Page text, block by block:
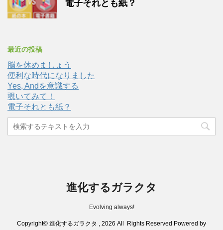
電子それとも紙？
最近の投稿
脳を休めましょう
便利な時代になりました
Yes, Andを意識する
覗いてみて！
電子それとも紙？
進化するガラクタ
Evolving always!
Copyright© 進化するガラクタ , 2026 All Rights Reserved Powered by